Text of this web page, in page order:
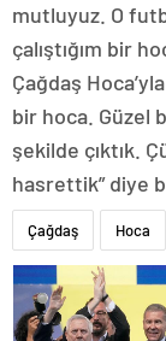
mutluyuz. O
çalıştığım bir
Çağdaş
bir hoca. Güzel
şekilde çıktık.
hasrettik” diye
Çağdaş Hoca